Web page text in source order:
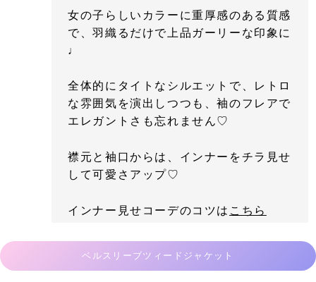
女の子らしいカラーに重厚感のある質感
で、羽織るだけで上品ガーリーな印象に
♩
全体的にタイトなシルエットで、レトロ
な雰囲気を演出しつつも、袖のフレアで
エレガントさも忘れません♡
襟元と袖口からは、インナーをチラ見せ
して可愛さアップ♡
インナー見せコーデのコツは こちら
ベルスリーブツィードジャケット